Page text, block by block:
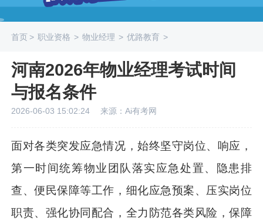
首页> 职业资格 > 物业经理 > 优路教育 >
河南2026年物业经理考试时间
与报名条件
2026-06-03 15:02:24 来源：Ai有考网
面对各类突发应急情况，始终坚守岗位、响应，
第一时间统筹物业团队落实应急处置、隐患排
查、便民保障等工作，细化应急预案、压实岗位
职责、强化协同配合，全力防范各类风险，保障